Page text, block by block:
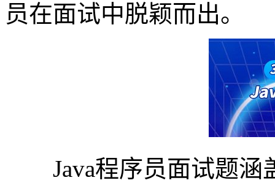
员在面试中脱颖而出。
Java程序员面试题涵